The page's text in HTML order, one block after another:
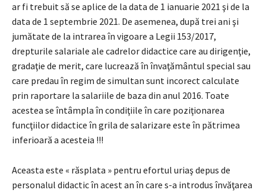
ar fi trebuit să se aplice de la data de 1 ianuarie 2021 şi de la
data de 1 septembrie 2021. De asemenea, după trei ani şi
jumătate de la intrarea în vigoare a Legii 153/2017,
drepturile salariale ale cadrelor didactice care au dirigenţie,
gradaţie de merit, care lucrează în învaţământul special sau
care predau în regim de simultan sunt incorect calculate
prin raportare la salariile de baza din anul 2016. Toate
acestea se întâmpla în condiţiile în care poziţionarea
funcţiilor didactice în grila de salarizare este în pătrimea
inferioară a acesteia !!!
Aceasta este « răsplata » pentru efortul uriaş depus de
personalul didactic în acest an în care s-a introdus învăţarea